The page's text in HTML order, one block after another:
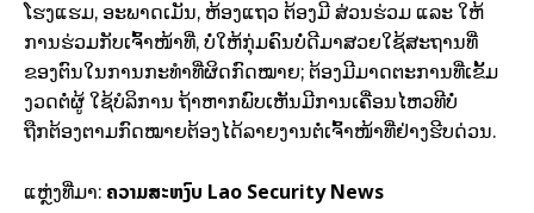
ໂຮງແຮມ, ອະພາດເມັນ, ຫ້ອງແຖວ ຕ້ອງມີ ສ່ວນຮ່ວມ ແລະ ໃຫ້
ການຮ່ວມກັບເຈົ້າໜ້າທີ່, ບໍ່ໃຫ້ກຸ່ມຄົນບໍ່ດີມາສວຍໃຊ້ສະຖານທີ່
ຂອງຕົນໃນການກະທຳທີ່ຜິດກົດໝາຍ; ຕ້ອງມີມາດຕະການທີ່ເຂັ້ມ
ງວດຕໍ່ຜູ້ ໃຊ້ບໍລິການ ຖ້າຫາກພົບເຫັນມີການເຄື່ອນໄຫວທີບໍ່
ຖືກຕ້ອງຕາມກົດໝາຍຕ້ອງໄດ້ລາຍງານຕໍ່ເຈົ້າໜ້າທີ່ຢ່າງຮີບດ່ວນ.
ແຫຼ່ງທີ່ມາ: ຄວາມສະຫງົບ Lao Security News